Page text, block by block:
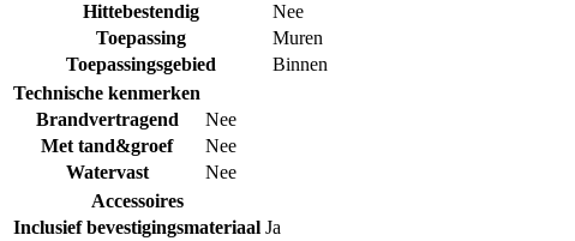
Hittebestendig
Nee
Toepassing
Muren
Toepassingsgebied
Binnen
Technische kenmerken
Brandvertragend
Nee
Met tand&groef
Nee
Watervast
Nee
Accessoires
Inclusief bevestigingsmateriaal Ja